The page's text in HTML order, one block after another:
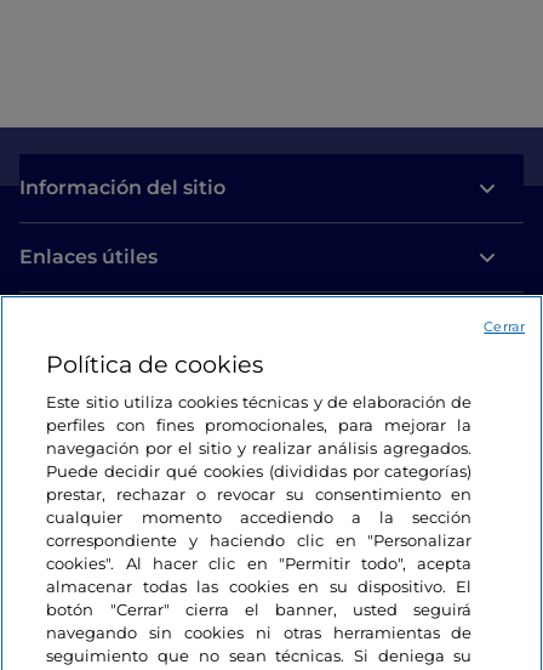
Información del sitio
Enlaces útiles
Estamos en contacto
Política de cookies
Este sitio utiliza cookies técnicas y de elaboración de
perfiles con fines promocionales, para mejorar la
navegación por el sitio y realizar análisis agregados.
Puede decidir qué cookies (divididas por categorías)
prestar, rechazar o revocar su consentimiento en
cualquier momento accediendo a la sección
correspondiente y haciendo clic en "Personalizar
cookies". Al hacer clic en "Permitir todo", acepta
almacenar todas las cookies en su dispositivo. El
botón "Cerrar" cierra el banner, usted seguirá
navegando sin cookies ni otras herramientas de
seguimiento que no sean técnicas. Si deniega su
Cerrar